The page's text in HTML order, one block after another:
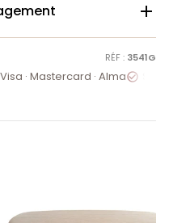

RÉF : 3541G
Visa · Mastercard · Alma